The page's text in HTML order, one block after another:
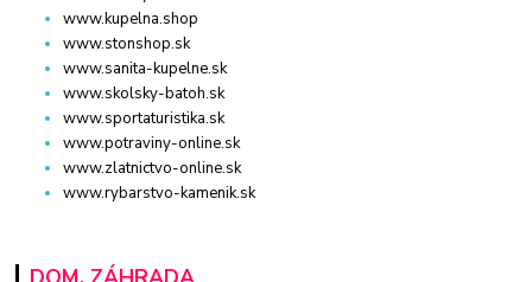
www.kupelna.shop
www.stonshop.sk
www.sanita-kupelne.sk
www.skolsky-batoh.sk
www.sportaturistika.sk
www.potraviny-online.sk
www.zlatnictvo-online.sk
www.rybarstvo-kamenik.sk